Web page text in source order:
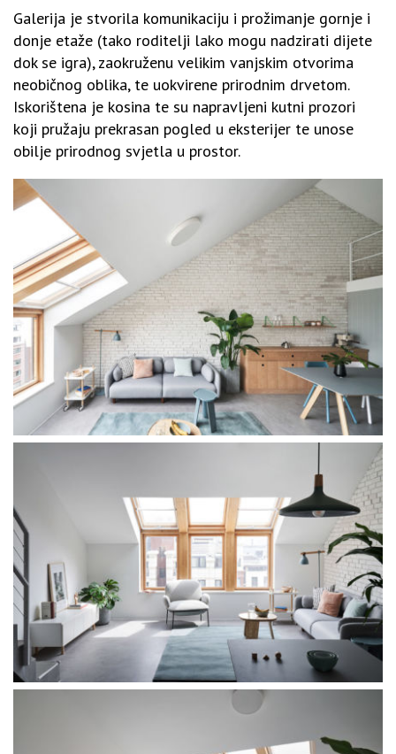
Galerija je stvorila komunikaciju i prožimanje gornje i
donje etaže (tako roditelji lako mogu nadzirati dijete
dok se igra), zaokruženu velikim vanjskim otvorima
neobičnog oblika, te uokvirene prirodnim drvetom.
Iskorištena je kosina te su napravljeni kutni prozori
koji pružaju prekrasan pogled u eksterijer te unose
obilje prirodnog svjetla u prostor.